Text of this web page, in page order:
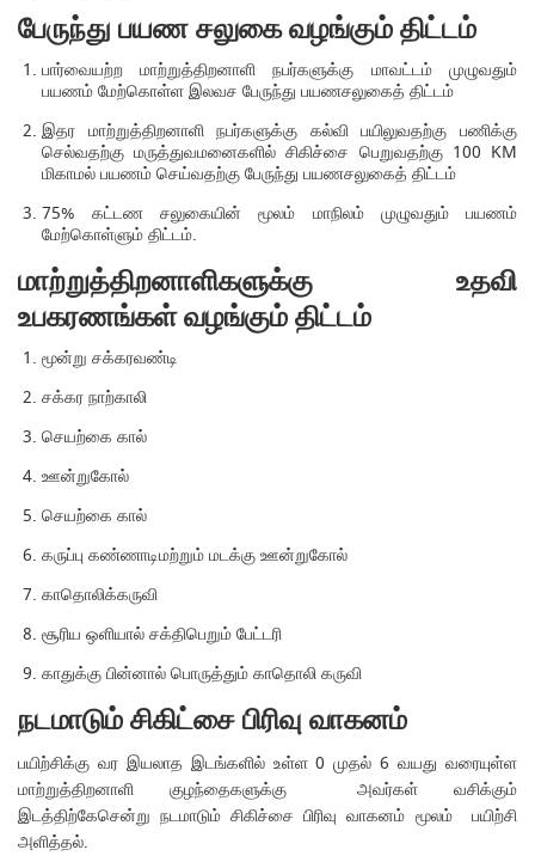
பேருந்து பயண சலுகை வழங்கும் திட்டம்
பார்வையற்ற மாற்றுத்திறனாளி நபர்களுக்கு மாவட்டம் முழுவதும்
பயணம் மேற்கொள்ள இலவச பேருந்து பயணசலுகைத் திட்டம்
இதர மாற்றுத்திறனாளி நபர்களுக்கு கல்வி பயிலுவதற்கு பணிக்கு
செல்வதற்கு மருத்துவமனைகளில் சிகிச்சை பெறுவதற்கு 100 KM
மிகாமல் பயணம் செய்வதற்கு பேருந்து பயணசலுகைத் திட்டம்
75% கட்டண சலுகையின் மூலம் மாநிலம் முழுவதும் பயணம்
மேற்கொள்ளும் திட்டம்.
மாற்றுத்திறனாளிகளுக்கு உதவி
உபகரணங்கள் வழங்கும் திட்டம்
மூன்று சக்கரவண்டி
சக்கர நாற்காலி
செயற்கை கால்
ஊன்றுகோல்
செயற்கை கால்
கருப்பு கண்ணாடிமற்றும் மடக்கு ஊன்றுகோல்
காதொலிக்கருவி
சூரிய ஒளியால் சக்திபெறும் பேட்டரி
காதுக்கு பின்னால் பொருத்தும் காதொலி கருவி
நடமாடும் சிகிட்சை பிரிவு வாகனம்
பயிற்சிக்கு வர இயலாத இடங்களில் உள்ள 0 முதல் 6 வயது வரையுள்ள
மாற்றுத்திறனாளி குழந்தைகளுக்கு அவர்கள் வசிக்கும்
இடத்திற்கேசென்று நடமாடும் சிகிச்சை பிரிவு வாகனம் மூலம் பயிற்சி
அளித்தல்.